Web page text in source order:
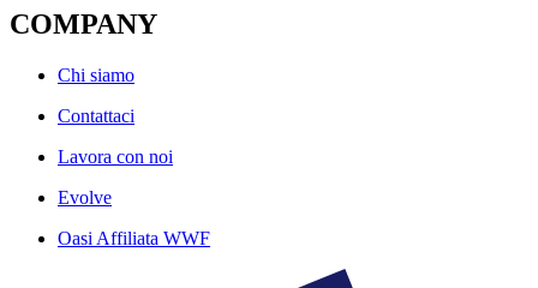
COMPANY
Chi siamo
Contattaci
Lavora con noi
Evolve
Oasi Affiliata WWF